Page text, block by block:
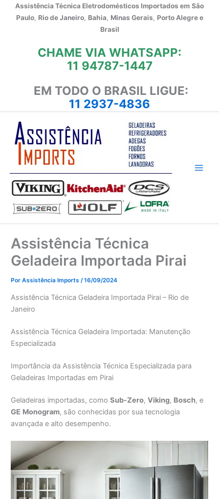
Assistência Técnica Eletrodomésticos Importados em São
Paulo, Rio de Janeiro, Bahia, Minas Gerais, Porto Alegre e
Brasil
CHAME VIA WHATSAPP:
11 94787-1447
EM TODO O BRASIL LIGUE:
11 2937-4836
Assistência Técnica
Geladeira Importada Pirai
PorAssistência Imports/16/09/2024
Assistência Técnica Geladeira Importada Pirai – Rio de
Janeiro
Assistência Técnica Geladeira Importada: Manutenção
Especializada
Importância da Assistência Técnica Especializada para
Geladeiras Importadas em Pirai
Geladeiras importadas, comoSub-Zero,Viking, Bosch, e
GE Monogram, são conhecidas por sua tecnologia
avançada e alto desempenho.